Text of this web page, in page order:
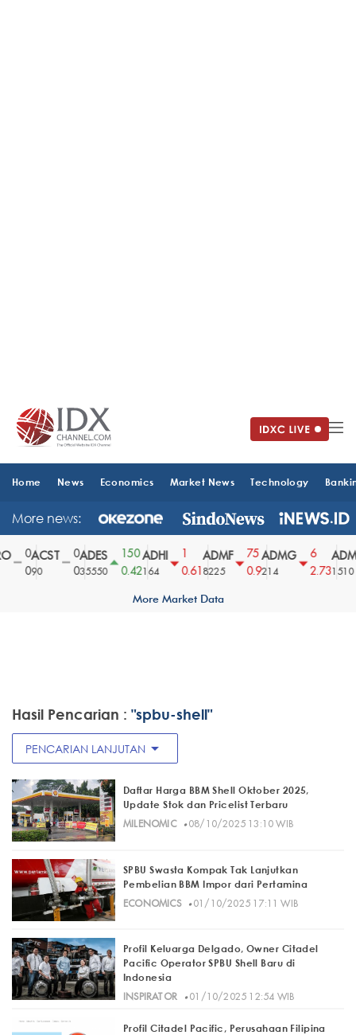
Home News Economics Market News Technology
More news:
ACST
90
ADES
35550
150
0.42
ADHI
164
0.61
ADMF
8225
75
0.9
ADMG
214
2.73
ADMR
1510
More Market Data
Hasil Pencarian : "spbu-shell"
PENCARIAN LANJUTAN arrow_drop_down
Daftar Harga BBM Shell Oktober 2025,
Update Stok dan Pricelist Terbaru
MILENOMIC· 08/10/2025 13:10 WIB
SPBU Swasta Kompak Tak Lanjutkan
Pembelian BBM Impor dari Pertamina
ECONOMICS· 01/10/2025 17:11 WIB
Profil Keluarga Delgado, Owner Citadel
Pacific Operator SPBU Shell Baru di
Indonesia
INSPIRATOR
· 01/10/2025 12:54 WIB
Profil Citadel Pacific, Perusahaan Filipina